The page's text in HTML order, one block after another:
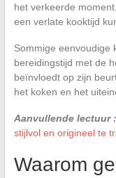
het verkeerde
een verlate kooktijd
Sommige eenvoudige
bereidingstijd met de
beïnvloedt op zijn
het koken en het
Aanvullende lectuur :
stijlvol en origineel te
Waarom